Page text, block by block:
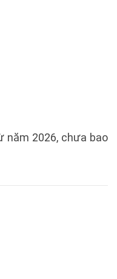
2026, chưa bao